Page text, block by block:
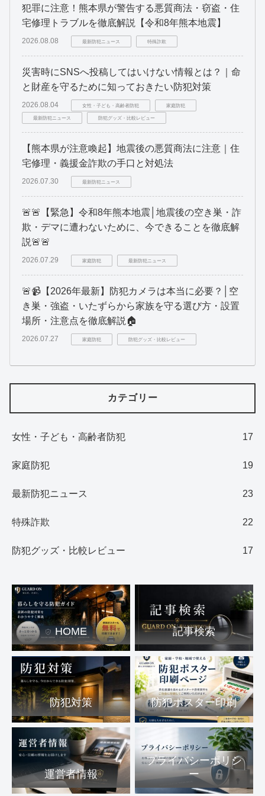
犯罪に注意！熊本県が警告する悪質商法・窃盗・住
宅修理トラブルを徹底解説【令和8年熊本地震】
2026.08.08 最新防犯ニュース 特殊詐欺
災害時にSNSへ投稿してはいけない情報とは？｜命
と財産を守るために知っておきたい防犯対策
2026.08.04 女性・子ども・高齢者防犯 家庭防犯
最新防犯ニュース 防犯グッズ・比較レビュー
【熊本県が注意喚起】地震後の悪質商法に注意｜住
宅修理・義援金詐欺の手口と対処法
2026.07.30 最新防犯ニュース
🚨🚨【緊急】令和8年熊本地震│地震後の空き巣・詐
欺・デマに遭わないために、今できることを徹底解
説🚨🚨
2026.07.29 家庭防犯 最新防犯ニュース
🚨📹【2026年最新】防犯カメラは本当に必要？│空
き巣・強盗・いたずらから家族を守る選び方・設置
場所・注意点を徹底解説🏠
2026.07.27 家庭防犯 防犯グッズ・比較レビュー
カテゴリー
女性・子ども・高齢者防犯 17
家庭防犯 19
最新防犯ニュース 23
特殊詐欺 22
防犯グッズ・比較レビュー 17
HOME 記事検索
防犯対策 防犯ポスター印刷
運営者情報
プライバシーポリシ
ー